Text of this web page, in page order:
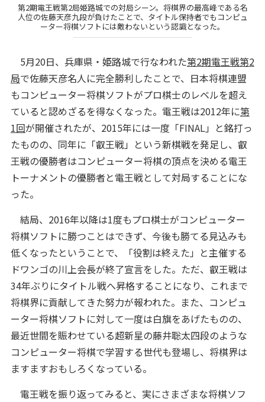
第2期電王戦第2局姫路城での対局シーン。将棋界の最高峰である名
人位の佐藤天彦九段が負けたことで、タイトル保持者でもコンピュ
ーター将棋ソフトには敵わないという認識となった。
5月20日、兵庫県・姫路城で行なわれた第2期電王戦第2
局で佐藤天彦名人に完全勝利したことで、日本将棋連盟
もコンピューター将棋ソフトがプロ棋士のレベルを超え
ていると認めざるを得なくなった。電王戦は2012年に第
1回が開催されたが、2015年には一度「FINAL」と銘打っ
たものの、同年に「叡王戦」という新棋戦を発足し、叡
王戦の優勝者はコンピューター将棋の頂点を決める電王
トーナメントの優勝者と電王戦として対局することにな
った。
結局、2016年以降は1度もプロ棋士がコンピューター
将棋ソフトに勝つことはできず、今後も勝てる見込みも
低くなったということで、「役割は終えた」と主催する
ドワンゴの川上会長が終了宣言をした。ただ、叡王戦は
34年ぶりにタイトル戦へ昇格することになり、これまで
将棋界に貢献してきた努力が報われた。また、コンピュ
ーター将棋ソフトに対して一度は白旗をあげたものの、
最近世間を賑わせている超新星の藤井聡太四段のような
コンピューター将棋で学習する世代も登場し、将棋界は
ますますおもしろくなっている。
電王戦を振り返ってみると、実にさまざまな将棋ソフ